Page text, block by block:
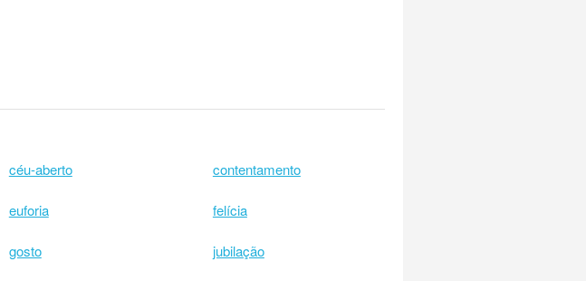
céu-aberto contentamento
euforia felícia
gosto jubilação